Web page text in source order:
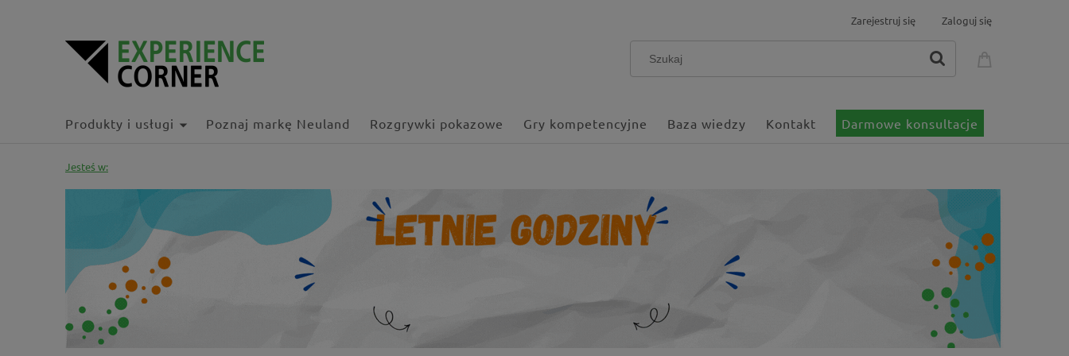
Zarejestruj się Zaloguj się
Produkty i usługi Poznaj markę Neuland Rozgrywki pokazowe Gry kompetencyjne Baza wiedzy Kontakt Darmowe konsultacje
Jesteś w: